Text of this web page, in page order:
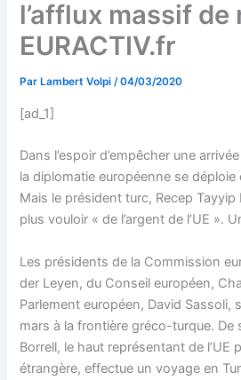
l’afflux massif de
EURACTIV.fr
Par Lambert Volpi/04/03/2020
[ad_1]
Dans l’espoir d’empêcher une
la diplomatie européenne se déploie
Mais le président turc, Recep
plus vouloir « de l’argent de l’UE ».
Les présidents de la Commission
der Leyen, du Conseil européen,
Parlement européen, David Sassoli,
mars à la frontière gréco-turque. De
Borrell, le haut représentant de l’UE
étrangère, effectue un voyage en